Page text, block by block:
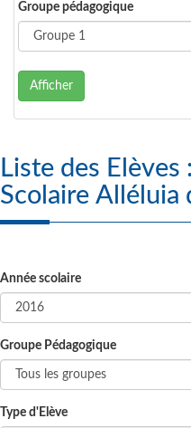
Groupe pédagogique
Afficher
Liste des Elèves : Complexe
Scolaire Alléluia
Année scolaire
Groupe Pédagogique
Type d'Elève